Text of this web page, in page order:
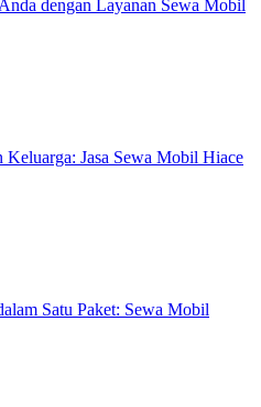
dengan Layanan Sewa Mobil
Jasa Sewa Mobil Hiace
Satu Paket: Sewa Mobil